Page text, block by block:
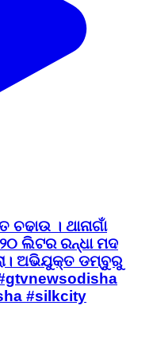
। ଥାନାଗାଁ
ଲିଟର ରନ୍ଧା ମଦ
ଅଭିଯୁକ୍ତ ଡମ୍ବୁରୁ
#silkcity